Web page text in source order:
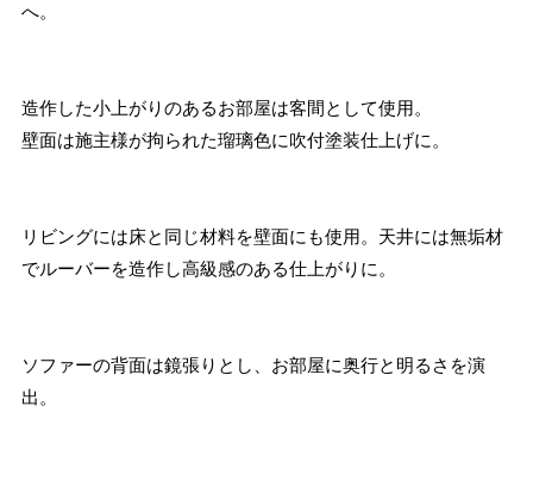
へ。
造作した小上がりのあるお部屋は客間として使用。
壁面は施主様が拘られた瑠璃色に吹付塗装仕上げに。
リビングには床と同じ材料を壁面にも使用。天井には無垢材
でルーバーを造作し高級感のある仕上がりに。
ソファーの背面は鏡張りとし、お部屋に奥行と明るさを演
出。